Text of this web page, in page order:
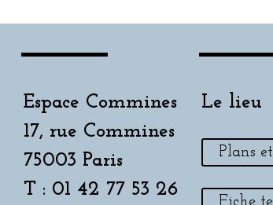
Espace Commines
17, rue Commines
75003 Paris
T : 01 42 77 53 26
Le lieu
Plans
Fiche